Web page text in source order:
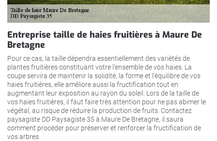
Entreprise taille de haies fruitières à Maure De
Bretagne
Pour ce cas, la taille dépendra essentiellement des variétés de
plantes fruitières constituant votre l’ensemble de vos haies. La
coupe servira de maintenir la solidité, la forme et l’équilibre de vos
haies fruitières, elle améliore aussi la fructification tout en
augmentant leur exposition au rayon du soleil. Lors de la taille de
vos haies fruitières, il faut faire très attention pour ne pas abimer le
végétal, au risque de réduire la production de fruits. Contactez
paysagiste DD Paysagiste 35 à Maure De Bretagne, il saura
comment procéder pour préserver et renforcer la fructification de
vos arbres.